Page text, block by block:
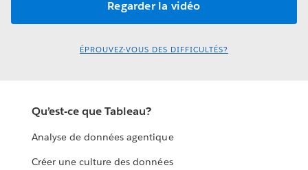
ÉPROUVEZ-VOUS DES DIFFICULTÉS?
Qu’est-ce que Tableau?
Analyse de données agentique
Créer une culture des données